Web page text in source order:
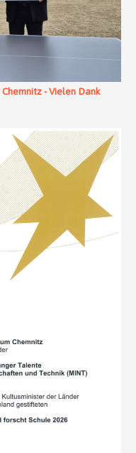
- Vielen Dank